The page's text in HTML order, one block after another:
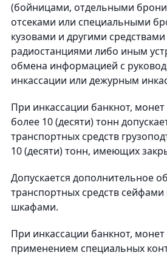
(бойницами, отдельными
отсеками или специальными
кузовами и другими
радиостанциями либо иным
обмена информацией с
инкассации или дежурным
При инкассации банкнот,
более 10 (десяти) тонн
транспортных средств
10 (десяти) тонн, имеющих
Допускается дополнительное
транспортных средств
шкафами.
При инкассации банкнот, монет
применением специальных